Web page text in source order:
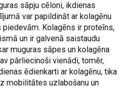
sāpju cēloni, ikdienas
var papildināt ar kolagēnu
Kolagēns ir proteīns,
un ir galvenā saistaudu
muguras sāpes un kolagēna
pārliecinoši vienādi, tomēr,
ēdienkarti ar kolagēnu, tika
mobilitātes uzlabošanu un